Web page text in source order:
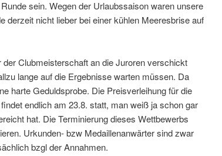
sein. Wegen der Urlaubssaison waren unsere
derzeit nicht lieber bei einer kühlen Meeresbrise auf
Clubmeisterschaft an die Juroren verschickt
lange auf die Ergebnisse warten müssen. Da
harte Geduldsprobe. Die Preisverleihung für die
endlich am 23.8. statt, man weiß ja schon gar
hat. Die Terminierung dieses Wettbewerbs
Urkunden- bzw Medaillenanwärter sind zwar
bzgl der Annahmen.